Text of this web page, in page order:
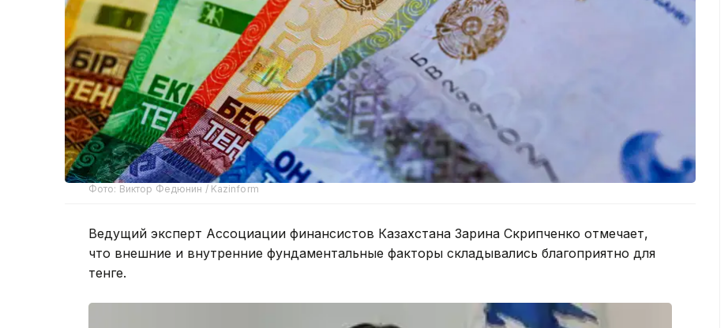
Фото: Виктор Федюнин / Kazinform
Ведущий эксперт Ассоциации финансистов Казахстана Зарина Скрипченко отмечает,
что внешние и внутренние фундаментальные факторы складывались благоприятно для
тенге.